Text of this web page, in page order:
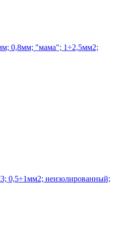
0,8мм; "мама"; 1÷2,5мм2;
0,5÷1мм2; неизолированный;